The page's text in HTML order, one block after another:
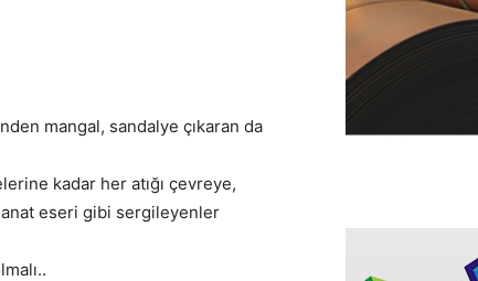
mangal, sandalye çıkaran da
kadar her atığı çevreye,
eseri gibi sergileyenler